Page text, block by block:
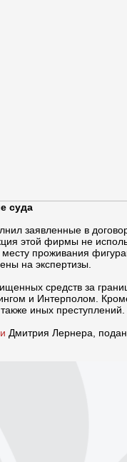
суда
заявленные в
этой фирмы не
проживания
на экспертизы.
средств за
и Интерполом.
иных
Дмитрия Лернера,